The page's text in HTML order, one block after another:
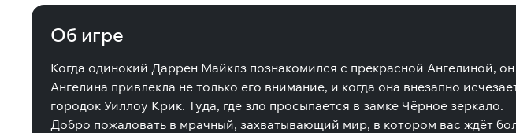
Об игре
Когда одинокий Даррен Майклз познакомился с прекрасной Ангелиной,
Ангелина привлекла не только его внимание, и когда она внезапно
городок Уиллоу Крик. Туда, где зло просыпается в замке Чёрное зеркало.
Добро пожаловать в мрачный, захватывающий мир, в котором вас ждёт